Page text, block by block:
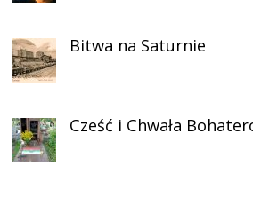
Bitwa na Saturnie
Cześć i Chwała